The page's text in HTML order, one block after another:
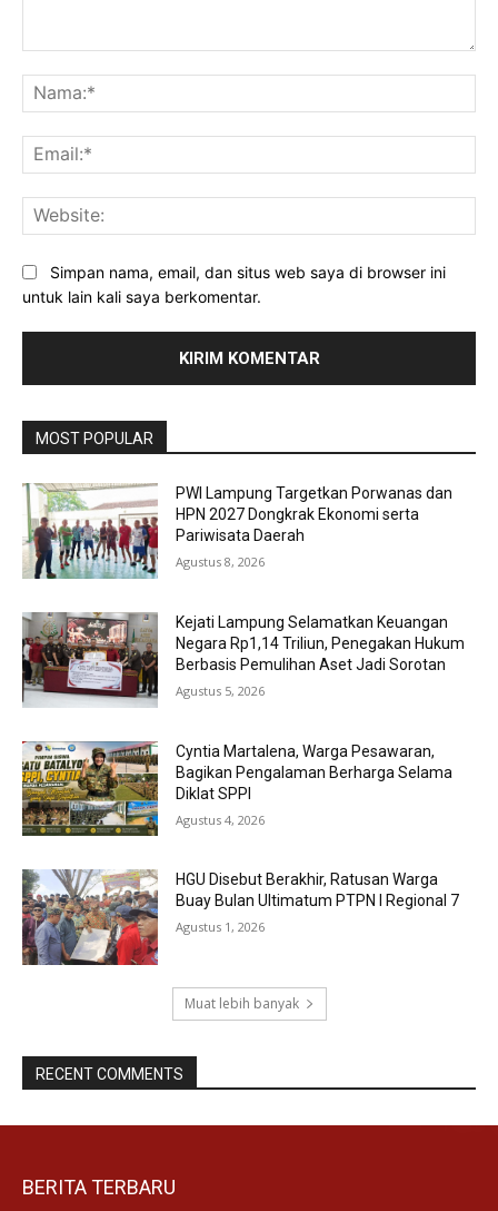
Simpan nama, email, dan situs web saya di browser ini
untuk lain kali saya berkomentar.
MOST POPULAR
PWI Lampung Targetkan Porwanas dan
HPN 2027 Dongkrak Ekonomi serta
Pariwisata Daerah
Agustus 8, 2026
Kejati Lampung Selamatkan Keuangan
Negara Rp1,14 Triliun, Penegakan Hukum
Berbasis Pemulihan Aset Jadi Sorotan
Agustus 5, 2026
Cyntia Martalena, Warga Pesawaran,
Bagikan Pengalaman Berharga Selama
Diklat SPPI
Agustus 4, 2026
HGU Disebut Berakhir, Ratusan Warga
Buay Bulan Ultimatum PTPN I Regional 7
Agustus 1, 2026
Muat lebih banyak
RECENT COMMENTS
BERITA TERBARU